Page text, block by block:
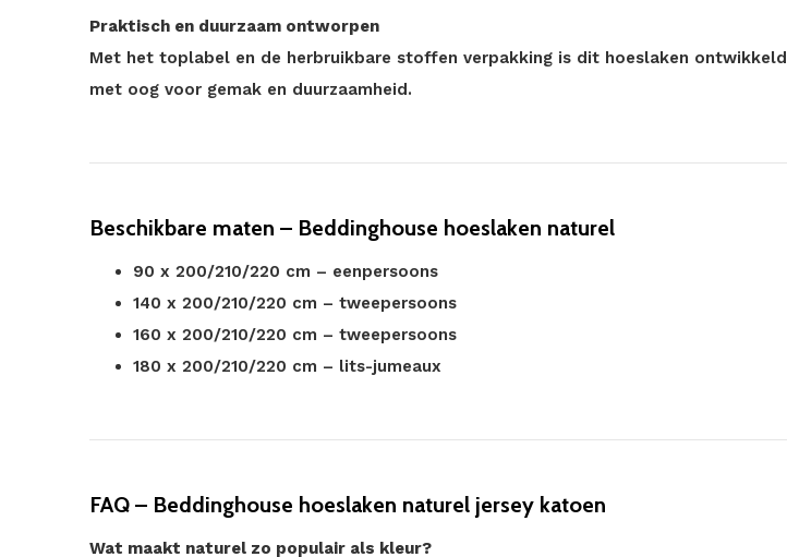
Praktisch en duurzaam ontworpen
Met het toplabel en de herbruikbare stoffen verpakking is dit hoeslaken ontwikkeld
met oog voor gemak en duurzaamheid.
Beschikbare maten – Beddinghouse hoeslaken naturel
90 x 200/210/220 cm – eenpersoons
140 x 200/210/220 cm – tweepersoons
160 x 200/210/220 cm – tweepersoons
180 x 200/210/220 cm – lits-jumeaux
FAQ – Beddinghouse hoeslaken naturel jersey katoen
Wat maakt naturel zo populair als kleur?